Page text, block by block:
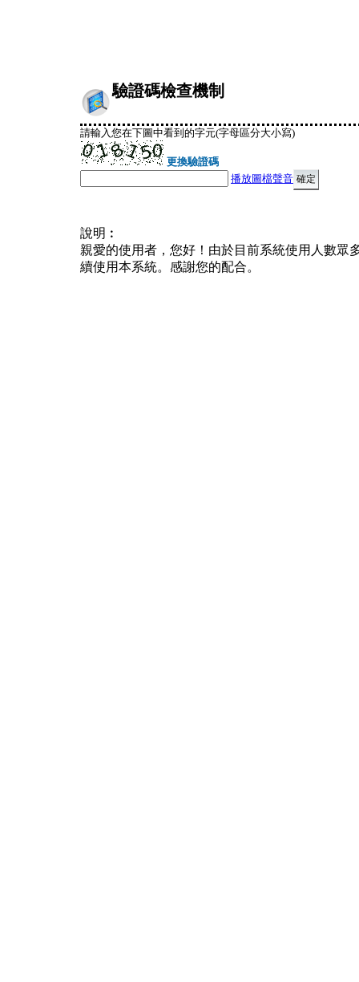
驗證碼檢查機制
請輸入您在下圖中看到的字元(字母區分大小寫)
更換驗證碼
播放圖檔聲音
說明︰
親愛的使用者，您好！由於目前系統使用人數眾
續使用本系統。感謝您的配合。